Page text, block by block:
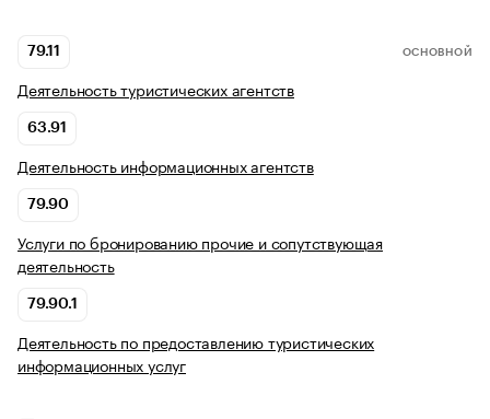
79.11 ОСНОВНОЙ
Деятельность туристических агентств
63.91
Деятельность информационных агентств
79.90
Услуги по бронированию прочие и сопутствующая
деятельность
79.90.1
Деятельность по предоставлению туристических
информационных услуг